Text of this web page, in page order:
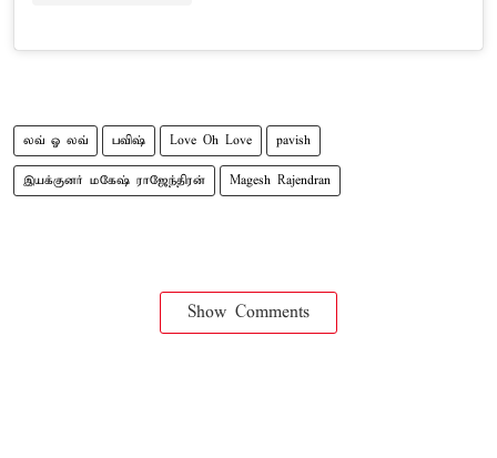
லவ் ஓ லவ் பவிஷ் Love Oh Love pavish
இயக்குனர் மகேஷ் ராஜேந்திரன் Magesh Rajendran
Show Comments